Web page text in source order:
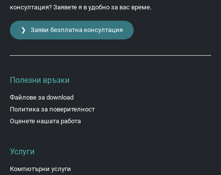
консултация? Заявете я в удобно за вас време.
❯ Заяви безплатна консултация
Полезни връзки
Файлове за download
Политика за поверителност
Оценете нашата работа
Услуги
Компютърни услуги